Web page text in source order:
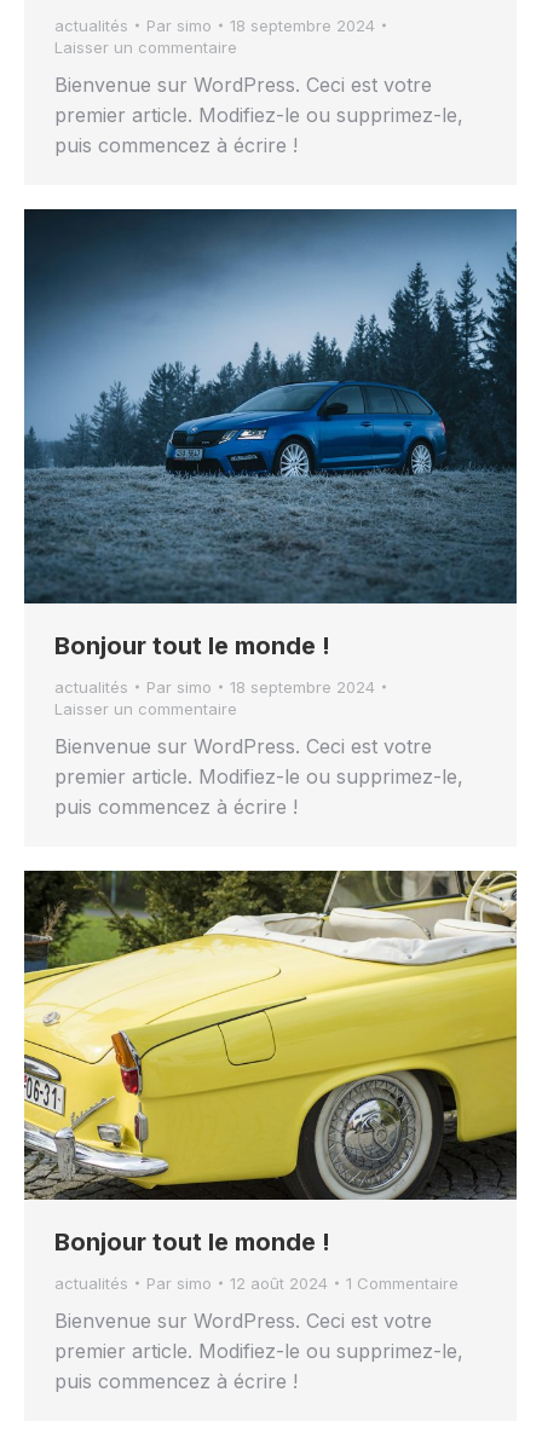
actualités Par simo
18 septembre 2024
Laisser un commentaire
Bienvenue sur WordPress. Ceci est votre
premier article. Modifiez-le ou supprimez-le,
puis commencez à écrire !
Bonjour tout le monde !
actualités Par simo
18 septembre 2024
Laisser un commentaire
Bienvenue sur WordPress. Ceci est votre
premier article. Modifiez-le ou supprimez-le,
puis commencez à écrire !
Bonjour tout le monde !
actualités Par simo 12 août 2024 1 Commentaire
Bienvenue sur WordPress. Ceci est votre
premier article. Modifiez-le ou supprimez-le,
puis commencez à écrire !